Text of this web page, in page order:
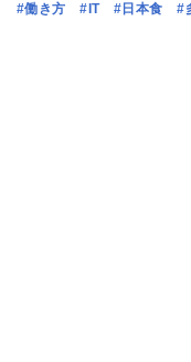
#働き方 #IT #日本食 #